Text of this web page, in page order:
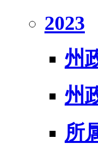
2023
州
州
所